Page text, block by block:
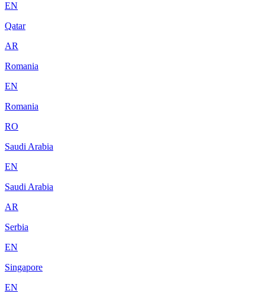
EN
Qatar
AR
Romania
EN
Romania
RO
Saudi Arabia
EN
Saudi Arabia
AR
Serbia
EN
Singapore
EN